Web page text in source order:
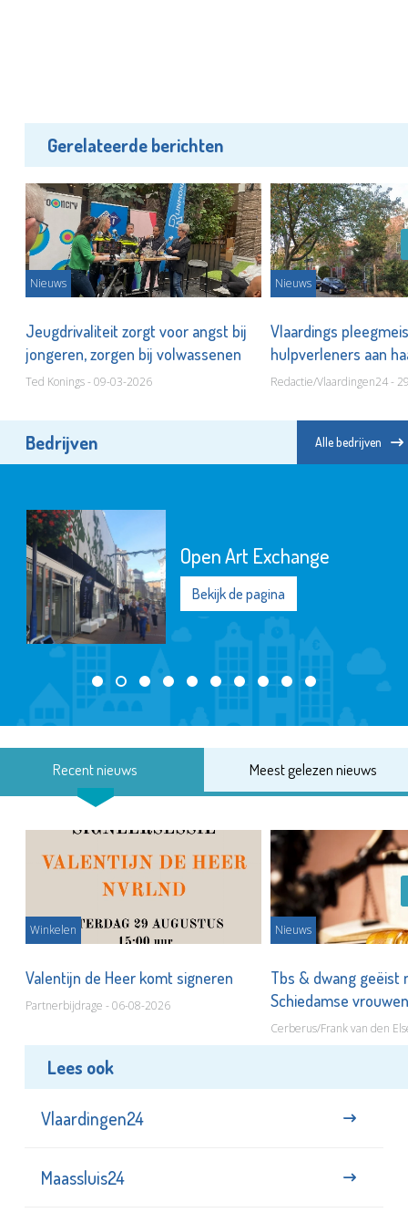
Gerelateerde berichten
Nieuws
Jeugdrivaliteit zorgt voor angst bij
jongeren, zorgen bij volwassenen
Ted Konings - 09-03-2026
Nieuws
Vlaardings
hulpverleners aan
overgelaten
Redactie/Vlaardingen24 -
Bedrijven Alle bedrijven
Open Art Exchange
Bekijk de pagina
Recent nieuws Meest gelezen nieuws
Winkelen
Valentijn de Heer komt signeren
Partnerbijdrage - 06-08-2026
Nieuws
Tbs & dwang geëist
Schiedamse
Cerberus/Frank van den
Lees ook
Vlaardingen24
Maassluis24